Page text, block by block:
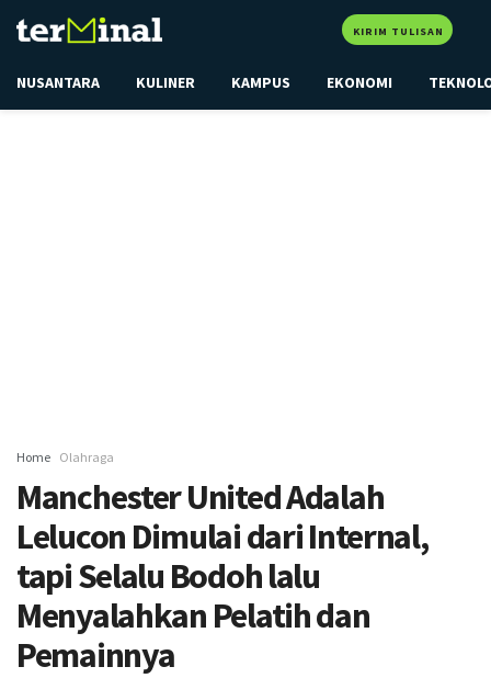
KIRIM TULISAN
NUSANTARA KULINER KAMPUS EKONOMI
Home Olahraga
Manchester United Adalah
Lelucon Dimulai dari Internal,
tapi Selalu Bodoh lalu
Menyalahkan Pelatih dan
Pemainnya